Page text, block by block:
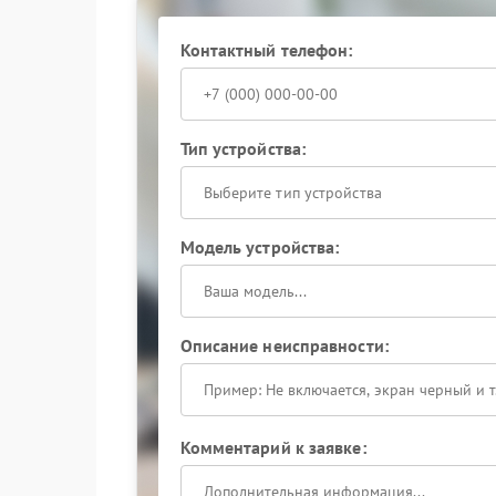
появления ошибки при дальнейшей
Контактный телефон:
Тип устройства:
Выберите тип устройства
Модель устройства:
Описание неисправности:
Комментарий к заявке: